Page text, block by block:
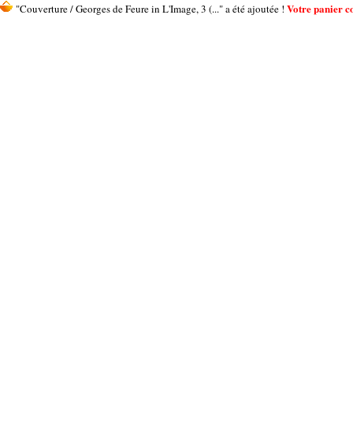
"Couverture / Georges de Feure in L'Image, 3 (..." a été ajoutée ! Votre panier